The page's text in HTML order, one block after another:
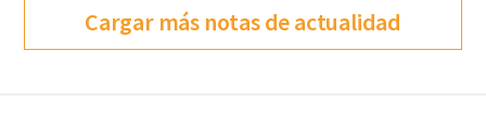
Cargar más notas de actualidad